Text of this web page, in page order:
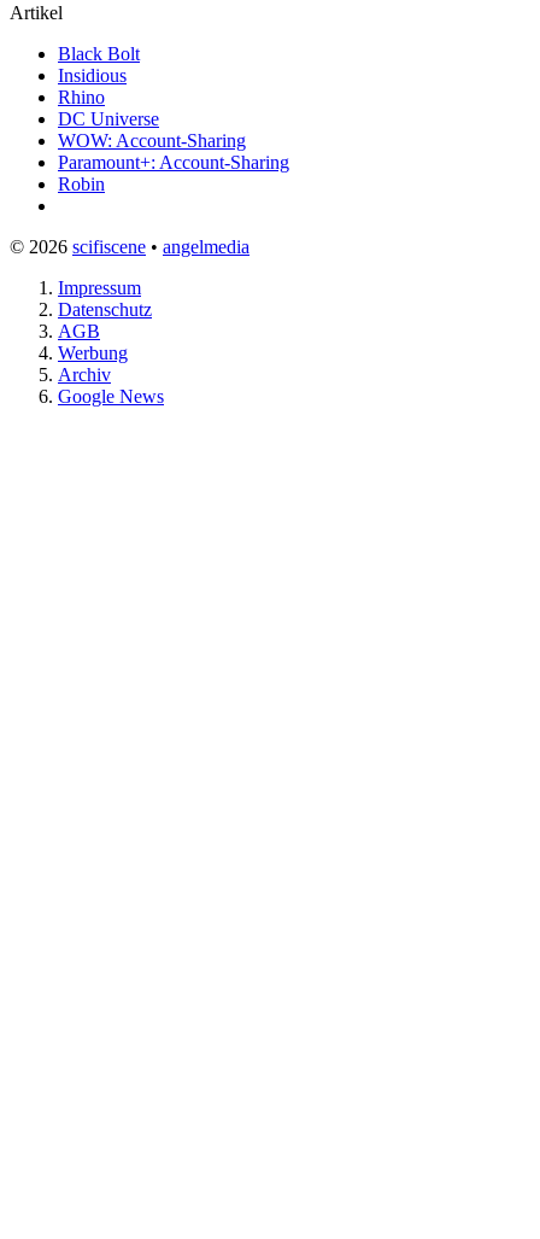
Artikel
Black Bolt
Insidious
Rhino
DC Universe
WOW: Account-Sharing
Paramount+: Account-Sharing
Robin
© 2026 scifiscene • angelmedia
Impressum
Datenschutz
AGB
Werbung
Archiv
Google News